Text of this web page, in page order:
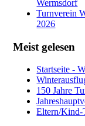
Wermsdorf
Turnverein
2026
Meist gelesen
Startseite -
150 Jahre
Eltern/Kind-